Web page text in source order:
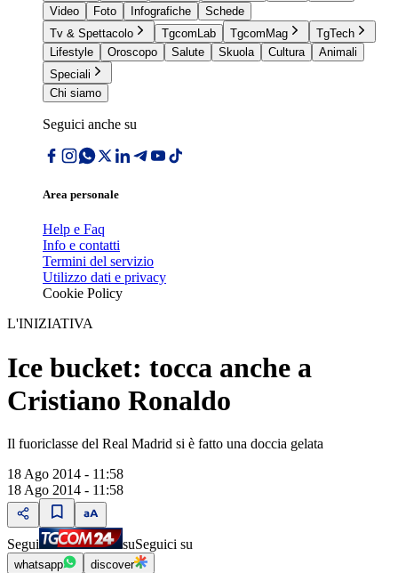
Video
Foto Infografiche
Schede
Tv & Spettacolo
TgcomLab TgcomMag
TgTech
Lifestyle
Oroscopo Salute Skuola Cultura
Animali
Speciali
Chi siamo
Seguici anche su
Area personale
Help e Faq
Info e contatti
Termini del servizio
Utilizzo dati e privacy
Cookie Policy
L'INIZIATIVA
Ice bucket: tocca anche a
Cristiano Ronaldo
Il fuoriclasse del Real Madrid si è fatto una doccia gelata
18 Ago 2014 - 11:58
18 Ago 2014 - 11:58
Segui suSeguici su
whatsapp discover